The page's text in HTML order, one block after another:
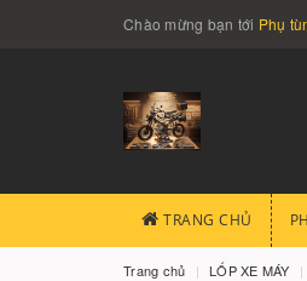
Chào mừng bạn tới Phụ
TRANG CHỦ
Trang chủ LỐP XE MÁY